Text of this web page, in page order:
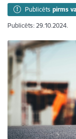
Publicēts pirms
Publicēts: 29.10.2024.